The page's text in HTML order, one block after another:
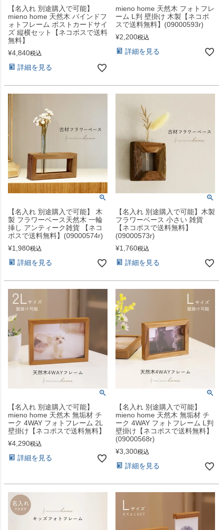
【名入れ 別途購入で可能】
mieno home 天然木 バインドフ
ォトフレーム ポストカードサイ
ズ 縦横セット【ネコポスで送料
無料】
¥4,840税込
詳細を見る
mieno home 天然木 フォトフレ
ーム L判 壁掛け 木製【ネコポ
スで送料無料】(09000593r)
¥2,200税込
詳細を見る
【名入れ 別途購入で可能】 木
製 フラワーベース天然木 一輪
挿し アンティーク雑貨 【ネコ
ポスで送料無料】(09000574r)
¥1,980税込
詳細を見る
【名入れ 別途購入で可能】木製
フラワーベース 小さい 雑貨
【ネコポスで送料無料】
(09000573r)
¥1,760税込
詳細を見る
【名入れ 別途購入で可能】
mieno home 天然木 無垢材 チ
ーク 4WAY フォトフレーム 2L
壁掛け【ネコポスで送料無料】
¥4,290税込
詳細を見る
【名入れ 別途購入で可能】
mieno home 天然木 無垢材 チ
ーク 4WAY フォトフレーム L判
壁掛け【ネコポスで送料無料】
(09000568r)
¥3,300税込
詳細を見る